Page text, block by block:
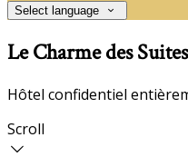
Select language
Le Charme des
Hôtel confidentiel
Scroll